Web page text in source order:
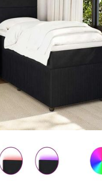
Подложки за фитнес уреди
Лостове за набиране
Силови кули
Йога и пилатес